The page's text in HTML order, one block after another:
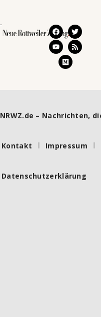
NRWZ.de – Nachrichten,
Kontakt Impressum
Datenschutzerklärung